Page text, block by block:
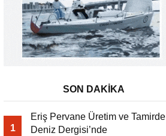
SON DAKİKA
1
Eriş Pervane Üretim ve Tamirde
Deniz Dergisi’nde